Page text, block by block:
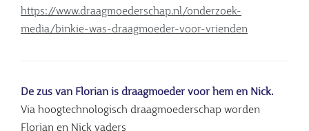
https://www.draagmoederschap.nl/onderzoek-
media/binkie-was-draagmoeder-voor-vrienden
De zus van Florian is draagmoeder voor hem en Nick.
Via hoogtechnologisch draagmoederschap worden
Florian en Nick vaders